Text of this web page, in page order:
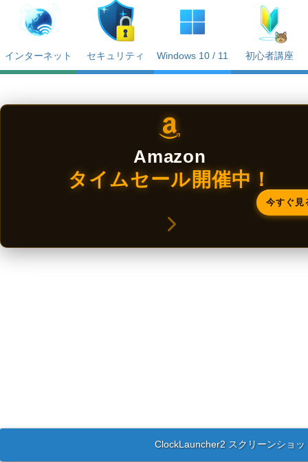
インターネット セキュリティ Windows 10 / 11 初心者講座
Amazon
タイムセール開催中！
今すぐ見
ClockLauncher2 スクリーンショッ